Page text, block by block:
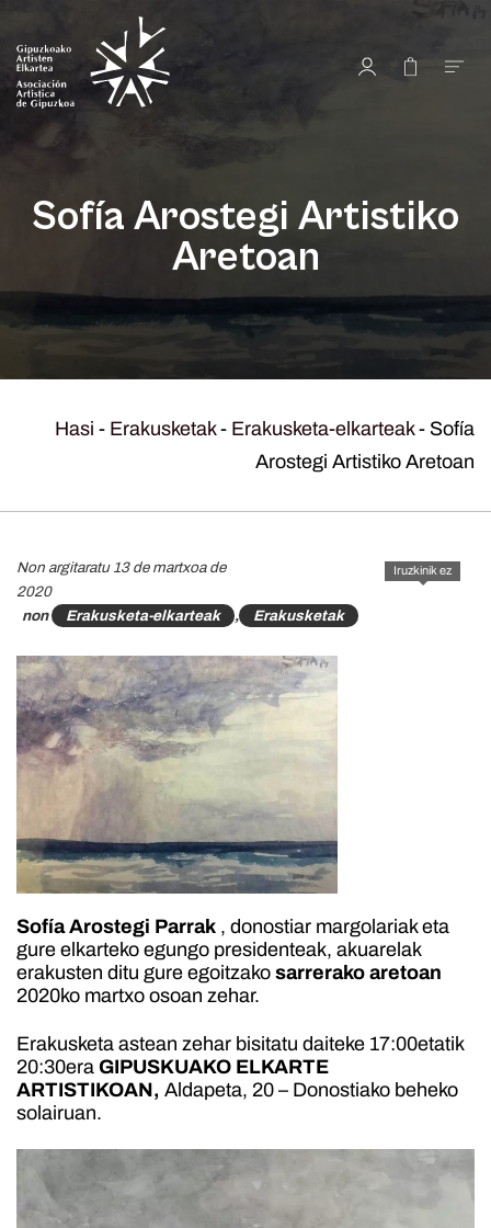
Sofía Arostegi Artistiko
Aretoan
Hasi - Erakusketak- Erakusketa-elkarteak- Sofía
Arostegi Artistiko Aretoan
Iruzkinik ez
Non argitaratu 13 de martxoa de
2020
non
Erakusketa-elkarteak , Erakusketak
Sofía Arostegi Parrak , donostiar margolariak eta
gure elkarteko egungo presidenteak, akuarelak
erakusten ditu gure egoitzako sarrerako aretoan
2020ko martxo osoan zehar.
Erakusketa astean zehar bisitatu daiteke 17:00etatik
20:30era GIPUSKUAKO ELKARTE
ARTISTIKOAN, Aldapeta, 20 – Donostiako beheko
solairuan.